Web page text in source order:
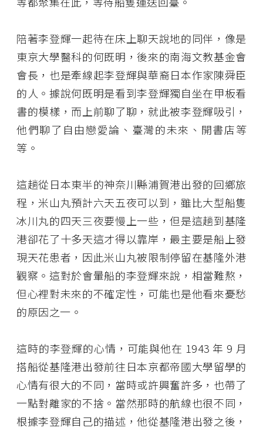
陪著李登輝一起待在床上聊天說地的同伴，像是
東京大學醫科的何既明，後來的南海文教基金會
會長，也是牽線起李登輝與華裔日本作家陳舜臣
的人。據說何既明是看到李登輝獨自坐在甲板看
書的模樣，而上前聊了聊，就此被李登輝吸引，
他們聊了自由戀愛論、臺灣的未來、開書店等
等。
這趟從日本東半的神奈川縣浦賀港出發的回鄉旅
程，米山丸預計六天五夜可以到，雖比大型船隻
冰川丸的四天三夜要慢上一些，但是這趟到基隆
港卻花了十多天這才得以靠岸，最主要是船上發
現天花患者，因此米山丸被限制停留在基隆外港
觀察。這對於會暈船的李登輝來說，相當難熬，
但心裡對未來的不確定性，可能也是他看來憂愁
的原因之一。
這時的李登輝的心情，可能與他在 1943 年 9 月
搭船從基隆港出發前往日本京都帝國大學留學的
心情有很大的不同，當時或許興奮許多，也帶了
一點對離家的不捨。當然那時的航線也很不同，
根據李登輝自己的描述，他從基隆港出發之後，